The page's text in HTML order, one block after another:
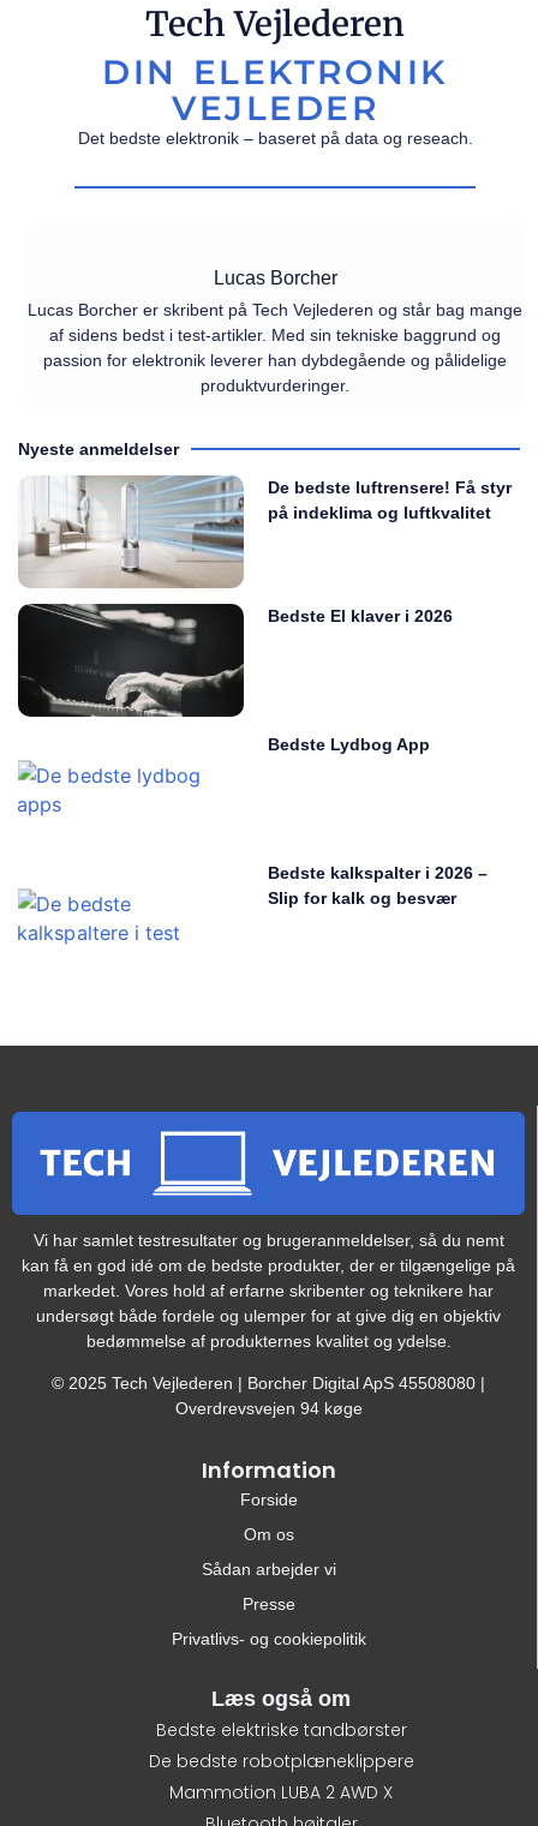
Tech Vejlederen
DIN ELEKTRONIK
VEJLEDER
Det bedste elektronik – baseret på data og reseach.
Lucas Borcher
Lucas Borcher er skribent på Tech Vejlederen og står bag mange
af sidens bedst i test-artikler. Med sin tekniske baggrund og
passion for elektronik leverer han dybdegående og pålidelige
produktvurderinger.
Nyeste anmeldelser
De bedste luftrensere! Få styr
på indeklima og luftkvalitet
Bedste El klaver i 2026
Bedste Lydbog App
Bedste kalkspalter i 2026 –
Slip for kalk og besvær
Vi har samlet testresultater og brugeranmeldelser, så du nemt
kan få en god idé om de bedste produkter, der er tilgængelige på
markedet. Vores hold af erfarne skribenter og teknikere har
undersøgt både fordele og ulemper for at give dig en objektiv
bedømmelse af produkternes kvalitet og ydelse.
© 2025 Tech Vejlederen | Borcher Digital ApS 45508080 |
Overdrevsvejen 94 køge
Information
Forside
Om os
Sådan arbejder vi
Presse
Privatlivs- og cookiepolitik
Læs også om
Bedste elektriske tandbørster
De bedste robotplæneklippere
Mammotion LUBA 2 AWD X